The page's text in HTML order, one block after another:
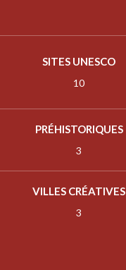
SITES UNESCO
10
PRÉHISTORIQUES
3
VILLES CRÉATIVES
3